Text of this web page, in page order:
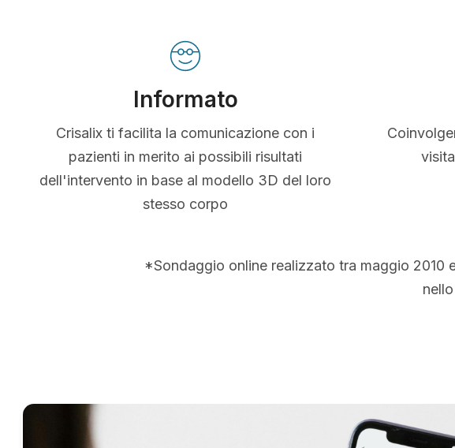
Informato
Crisalix ti facilita la comunicazione con i
pazienti in merito ai possibili risultati
dell'intervento in base al modello 3D del loro
stesso corpo
*Sondaggio online realizzato tra maggio 2010